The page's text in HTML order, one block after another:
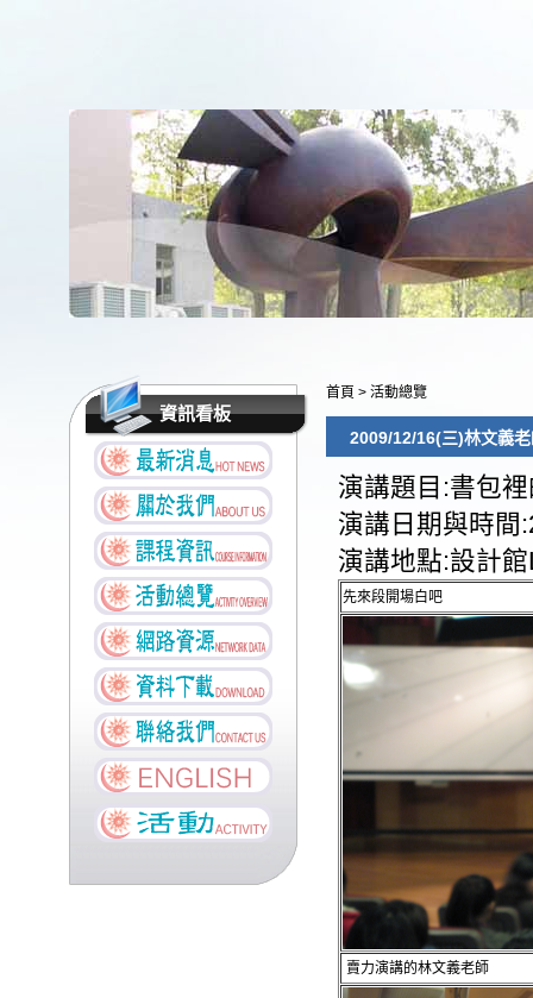
資訊看板
首頁 > 活動總覽
2009/12/16(三)林文義
演講題目:書包
演講日期與時間
演講地點:設計
先來段開場白吧
賣力演講的林文義老師